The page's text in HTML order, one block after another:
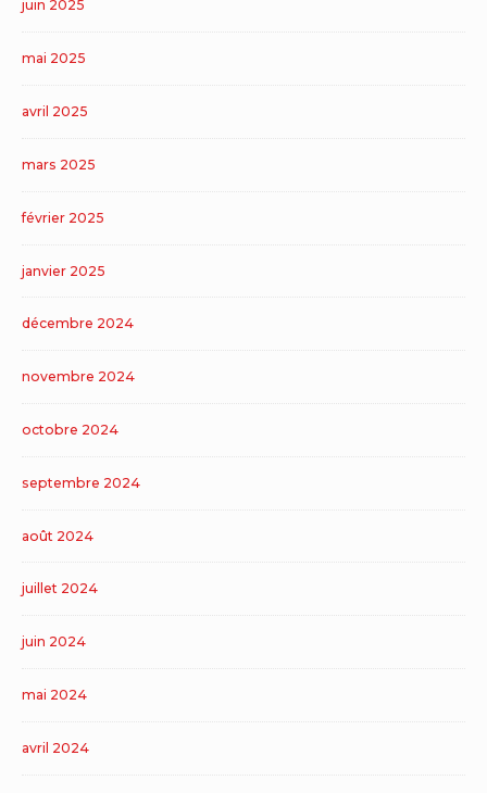
juin 2025
mai 2025
avril 2025
mars 2025
février 2025
janvier 2025
décembre 2024
novembre 2024
octobre 2024
septembre 2024
août 2024
juillet 2024
juin 2024
mai 2024
avril 2024